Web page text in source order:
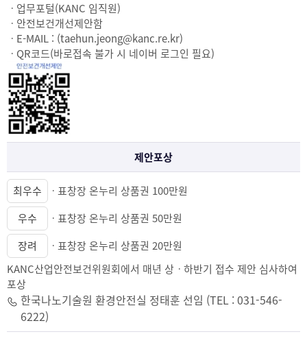
ㆍ업무포털(KANC 임직원)
ㆍ안전보건개선제안함
ㆍE-MAIL : (taehun.jeong@kanc.re.kr)
ㆍQR코드(바로접속 불가 시 네이버 로그인 필요)
제안포상
최우수
ㆍ표창장 온누리 상품권 100만원
우수
ㆍ표창장 온누리 상품권 50만원
장려
ㆍ표창장 온누리 상품권 20만원
KANC산업안전보건위원회에서 매년 상ㆍ하반기 접수 제안 심사하여
포상
한국나노기술원 환경안전실 정태훈 선임 (TEL : 031-546-
6222)